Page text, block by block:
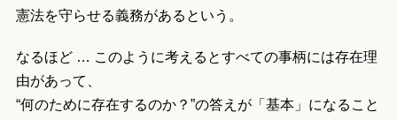
憲法を守らせる義務があるという。
なるほど … このように考えるとすべての事柄には存在理
由があって、
“何のために存在するのか？”の答えが「基本」になること